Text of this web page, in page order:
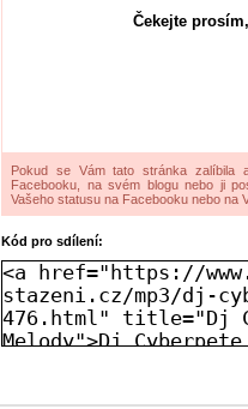
Čekejte
Pokud se Vám tato stránka zalíbila
Facebooku, na svém blogu nebo ji
Vašeho statusu na Facebooku nebo na
Kód pro sdílení: